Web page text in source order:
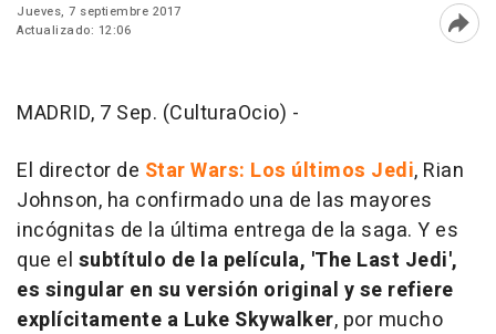
Jueves, 7 septiembre 2017
Actualizado: 12:06
MADRID, 7 Sep. (CulturaOcio) -
El director de Star Wars: Los últimos Jedi, Rian
Johnson, ha confirmado una de las mayores
incógnitas de la última entrega de la saga. Y es
que el subtítulo de la película, 'The Last Jedi',
es singular en su versión original y se refiere
explícitamente a Luke Skywalker, por mucho